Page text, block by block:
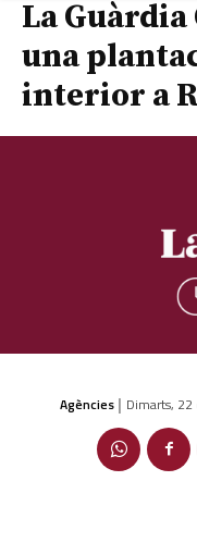
La
una
interior a
Agències | Dimarts,